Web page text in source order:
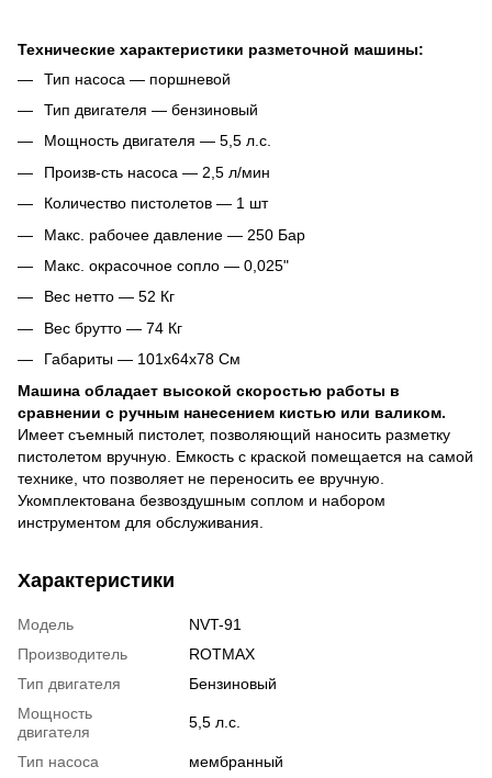
Технические характеристики разметочной машины:
Тип насоса — поршневой
Тип двигателя — бензиновый
Мощность двигателя — 5,5 л.с.
Произв-сть насоса — 2,5 л/мин
Количество пистолетов — 1 шт
Макс. рабочее давление — 250 Бар
Макс. окрасочное сопло — 0,025"
Вес нетто — 52 Кг
Вес брутто — 74 Кг
Габариты — 101x64x78 См
Машина обладает высокой скоростью работы в
сравнении с ручным нанесением кистью или валиком.
Имеет съемный пистолет, позволяющий наносить разметку
пистолетом вручную. Емкость с краской помещается на самой
технике, что позволяет не переносить ее вручную.
Укомплектована безвоздушным соплом и набором
инструментом для обслуживания.
Характеристики
Модель
NVT-91
Производитель
ROTMAX
Тип двигателя
Бензиновый
Мощность
двигателя
5,5 л.с.
Тип насоса мембранный